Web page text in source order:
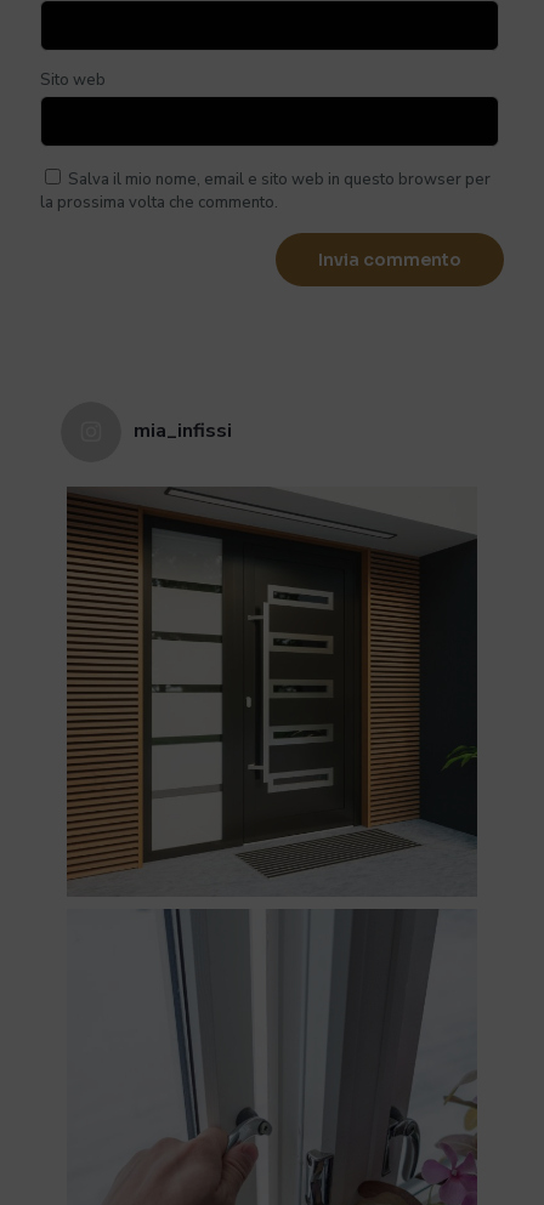
Sito web
Salva il mio nome, email e sito web in questo browser per
la prossima volta che commento.
mia_infissi